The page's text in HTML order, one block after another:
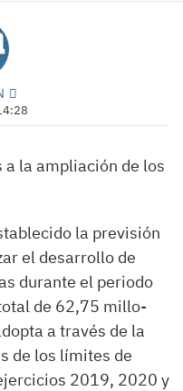
a la ampliación de los
la previsión
el desarrollo de
durante el periodo
de 62,75 millo-
a través de la
de los límites de
2019, 2020 y